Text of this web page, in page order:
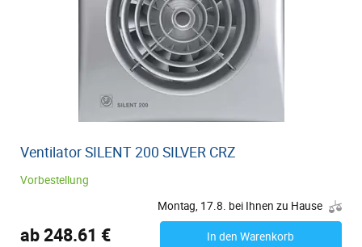
Ventilator SILENT 200 SILVER CRZ
Vorbestellung
Montag, 17.8. bei Ihnen zu Hause
ab 248.61 € In den Warenkorb